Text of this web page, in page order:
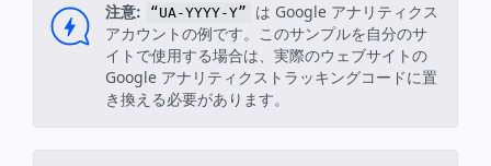
注意: “UA-YYYY-Y”
は Google アナリティクス
アカウントの例です。このサンプルを自分のサ
イトで使用する場合は、実際のウェブサイトの
Google アナリティクストラッキングコードに置
き換える必要があります。